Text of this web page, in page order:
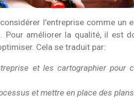
l'entreprise comme un
améliorer la qualité, il est
Cela se traduit par:
et les cartographier pour
et mettre en place des